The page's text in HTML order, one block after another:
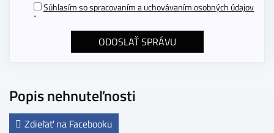
Popis nehnuteľnosti
Zdieľať na Facebooku
Súhlasím so spracovaním a uchovávaním osobných údajov
*